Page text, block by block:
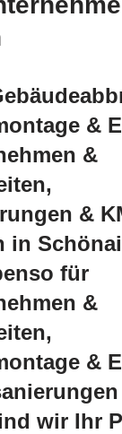
&
&
&
in
für
&
&
wir Ihr